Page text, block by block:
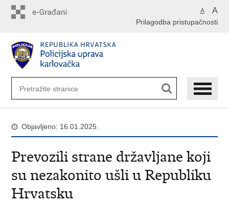
A A
Prilagodba pristupačnosti
Objavljeno: 16.01.2025.
Prevozili strane državljane koji
su nezakonito ušli u Republiku
Hrvatsku